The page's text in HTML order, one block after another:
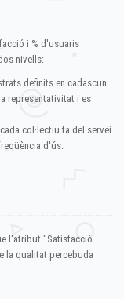
i % d'usuaris
nivells:
definits en cadascun
representativitat i es
col·lectiu fa del servei
d'ús.
l'atribut "Satisfacció
la qualitat percebuda